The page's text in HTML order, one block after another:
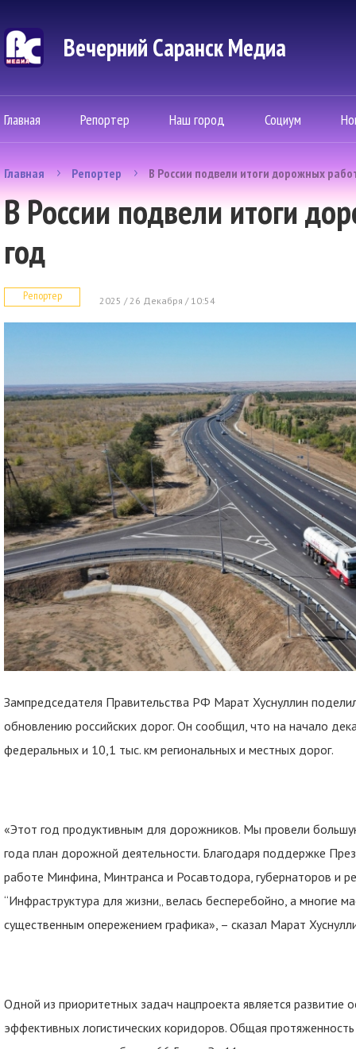
Вечерний Саранск Mедиа
Главная Репортер Наш город Социум
Главная Репортер В России подвели итоги дорожных
В России подвели итоги
год
Репортер 2025 / 26 Декабря / 10:54
Зампредседателя Правительства РФ Марат Хуснуллин
обновлению российских дорог. Он сообщил, что на начало
федеральных и 10,1 тыс. км региональных и местных дорог.
«Этот год продуктивным для дорожников. Мы провели
года план дорожной деятельности. Благодаря поддержке
работе Минфина, Минтранса и Росавтодора, губернаторов и
“Инфраструктура для жизни„ велась бесперебойно, а многие
существенным опережением графика», – сказал Марат
Одной из приоритетных задач нацпроекта является развитие
эффективных логистических коридоров. Общая